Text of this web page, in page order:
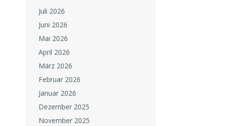
Juli 2026
Juni 2026
Mai 2026
April 2026
März 2026
Februar 2026
Januar 2026
Dezember 2025
November 2025